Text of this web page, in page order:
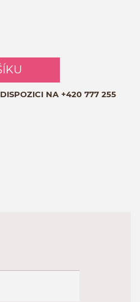
NA +420 777 255